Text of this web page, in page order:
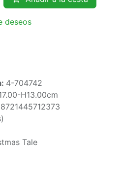
deseos
4-704742
H13.00cm
8721445712373
Tale